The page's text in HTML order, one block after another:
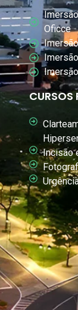
Oficce
CURSOS
Incisão